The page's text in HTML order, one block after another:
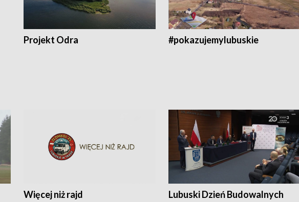
Projekt Odra #pokazujemylubuskie
Więcej niż rajd Lubuski Dzień Budowalnych